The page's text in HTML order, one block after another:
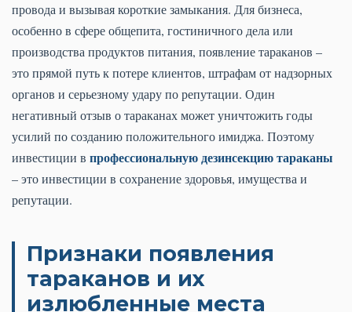
провода и вызывая короткие замыкания. Для бизнеса,
особенно в сфере общепита, гостиничного дела или
производства продуктов питания, появление тараканов –
это прямой путь к потере клиентов, штрафам от надзорных
органов и серьезному удару по репутации. Один
негативный отзыв о тараканах может уничтожить годы
усилий по созданию положительного имиджа. Поэтому
инвестиции в профессиональную дезинсекцию тараканы
– это инвестиции в сохранение здоровья, имущества и
репутации.
Признаки появления
тараканов и их
излюбленные места